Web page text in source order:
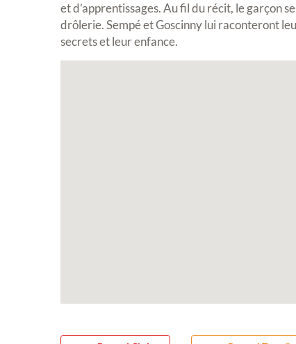
et d’apprentissages. Au fil du récit, le garçon
drôlerie. Sempé et Goscinny lui raconteront
secrets et leur enfance.